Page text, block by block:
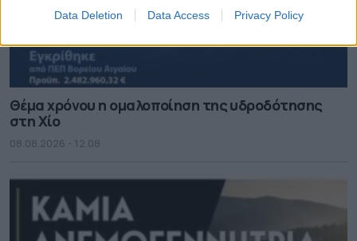
Data Deletion Data Access Privacy Policy
Θέμα χρόνου η ομαλοποίηση της υδροδότησης
στη Χίο
08.08.2026 - 12.08